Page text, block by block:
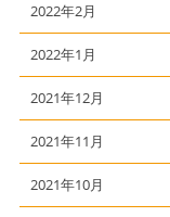
2022年2月
2022年1月
2021年12月
2021年11月
2021年10月